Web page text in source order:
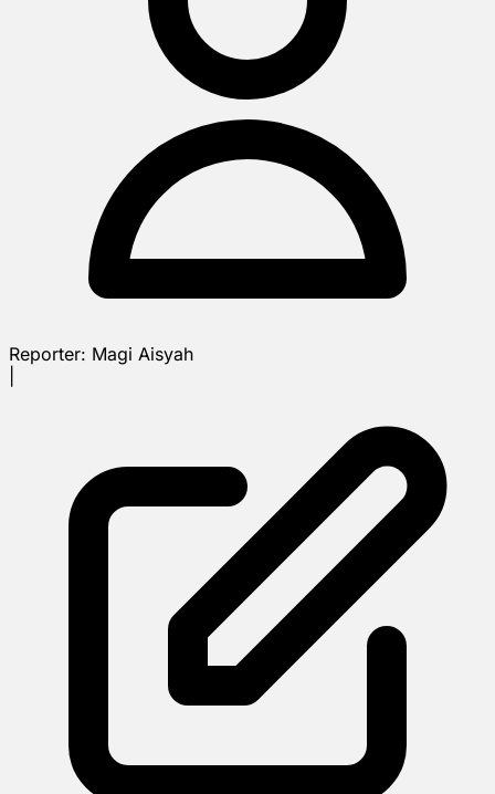
Reporter: Magi Aisyah